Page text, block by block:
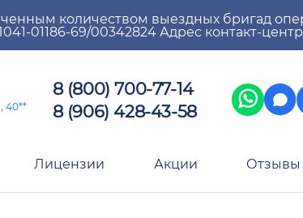
количеством выездных бригад
01186-69/00342824 Адрес контакт-
40**
8 (800) 700-77-14
8 (906) 428-43-58
Лицензии Акции Отзывы